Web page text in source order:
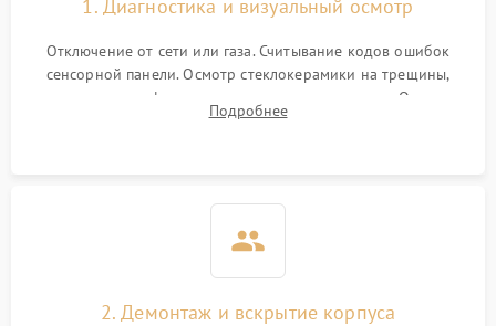
1. Диагностика и визуальный осмотр
Отключение от сети или газа. Считывание кодов ошибок
сенсорной панели. Осмотр стеклокерамики на трещины,
проверка конфорок на равномерность нагрева. Опрос
клиента о симптомах (не включается, не видит посуду,
Подробнее
2. Демонтаж и вскрытие корпуса